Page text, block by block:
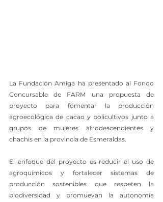
La Fundación Amiga ha presentado al Fondo
Concursable de FARM una propuesta de
proyecto para fomentar la producción
agroecológica de cacao y policultivos junto a
grupos de mujeres afrodescendientes y
chachis en la provincia de Esmeraldas.
El enfoque del proyecto es reducir el uso de
agroquímicos y fortalecer sistemas de
producción sostenibles que respeten la
biodiversidad y promuevan la autonomía